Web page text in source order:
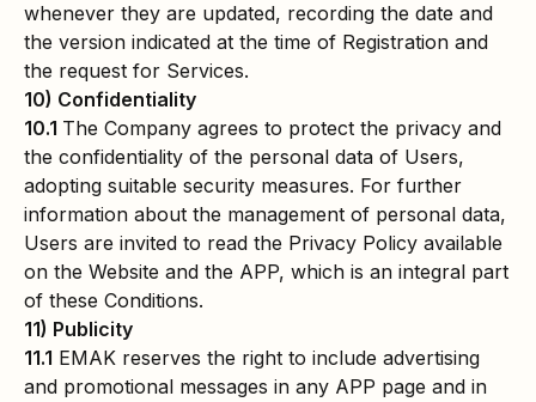
whenever they are updated, recording the date and
the version indicated at the time of Registration and
the request for Services.
10) Confidentiality
10.1 The Company agrees to protect the privacy and
the confidentiality of the personal data of Users,
adopting suitable security measures. For further
information about the management of personal data,
Users are invited to read the Privacy Policy available
on the Website and the APP, which is an integral part
of these Conditions.
11) Publicity
11.1 EMAK reserves the right to include advertising
and promotional messages in any APP page and in